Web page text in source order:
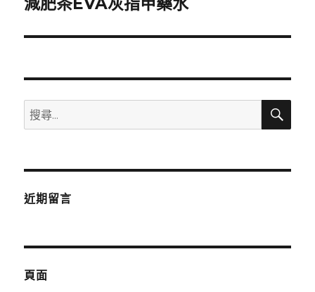
文
搜
尋
鍵
搜
近期留言
頁面